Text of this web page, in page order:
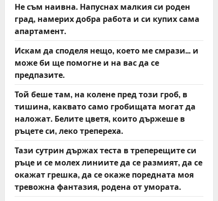
Не съм наивна. Напуснах малкия си роден
град, намерих добра работа и си купих сама
апартамент.
Искам да споделя нещо, което ме смрази… и
може би ще помогне и на вас да се
предпазите.
Той беше там, на колене пред този гроб, в
тишина, каквато само гробищата могат да
наложат. Белите цветя, които държеше в
ръцете си, леко трепереха.
Тази сутрин държах теста в треперещите си
ръце и се молех линиите да се размият, да се
окажат грешка, да се окаже поредната моя
тревожна фантазия, родена от умората.